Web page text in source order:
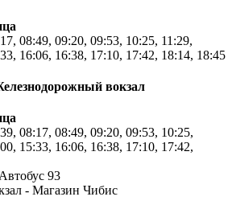
08:49, 09:20, 09:53, 10:25, 11:29,
16:06, 16:38, 17:10, 17:42, 18:14, 18:45
вокзал
08:17, 08:49, 09:20, 09:53, 10:25,
15:33, 16:06, 16:38, 17:10, 17:42,
93
- Магазин Чибис